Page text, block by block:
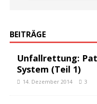
BEITRÄGE
Unfallrettung:
System (Teil 1)
14. Dezember 2014 3